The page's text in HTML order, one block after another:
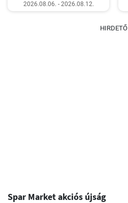
2026.08.06. - 2026.08.12.
HIRDETŐ
Spar Market akciós újság